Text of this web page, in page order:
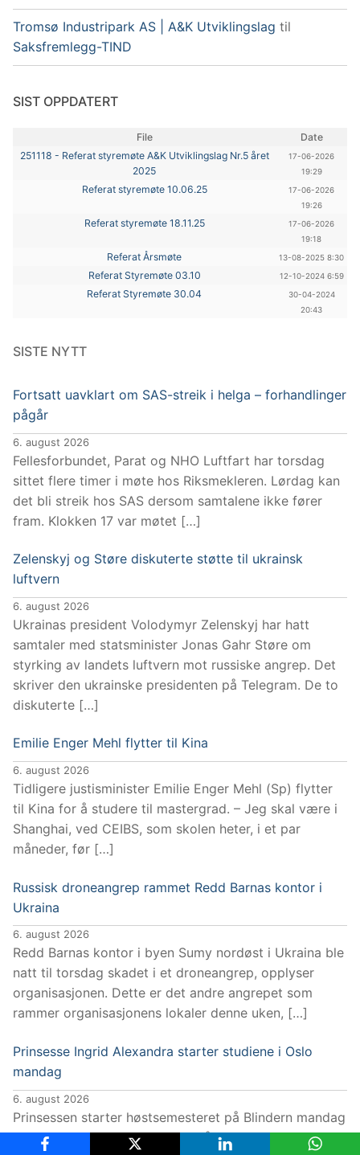
Tromsø Industripark AS | A&K Utviklingslag til
Saksfremlegg-TIND
SIST OPPDATERT
File
Date
251118 - Referat styremøte A&K Utviklingslag Nr.5 året
2025
17-06-2026
19:29
Referat styremøte 10.06.25
17-06-2026
19:26
Referat styremøte 18.11.25
17-06-2026
19:18
Referat Årsmøte 13-08-2025 8:30
Referat Styremøte 03.10 12-10-2024 6:59
Referat Styremøte 30.04
30-04-2024
20:43
SISTE NYTT
Fortsatt uavklart om SAS-streik i helga – forhandlinger
pågår
6. august 2026
Fellesforbundet, Parat og NHO Luftfart har torsdag
sittet flere timer i møte hos Riksmekleren. Lørdag kan
det bli streik hos SAS dersom samtalene ikke fører
fram. Klokken 17 var møtet […]
Zelenskyj og Støre diskuterte støtte til ukrainsk
luftvern
6. august 2026
Ukrainas president Volodymyr Zelenskyj har hatt
samtaler med statsminister Jonas Gahr Støre om
styrking av landets luftvern mot russiske angrep. Det
skriver den ukrainske presidenten på Telegram. De to
diskuterte […]
Emilie Enger Mehl flytter til Kina
6. august 2026
Tidligere justisminister Emilie Enger Mehl (Sp) flytter
til Kina for å studere til mastergrad. – Jeg skal være i
Shanghai, ved CEIBS, som skolen heter, i et par
måneder, før […]
Russisk droneangrep rammet Redd Barnas kontor i
Ukraina
6. august 2026
Redd Barnas kontor i byen Sumy nordøst i Ukraina ble
natt til torsdag skadet i et droneangrep, opplyser
organisasjonen. Dette er det andre angrepet som
rammer organisasjonens lokaler denne uken, […]
Prinsesse Ingrid Alexandra starter studiene i Oslo
mandag
6. august 2026
Prinsessen starter høstsemesteret på Blindern mandag
10. august. Det skriver slottet på sine hjemmesider.